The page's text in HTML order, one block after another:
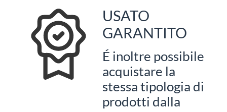
USATO
GARANTITO
É inoltre possibile
acquistare la
stessa tipologia di
prodotti dalla